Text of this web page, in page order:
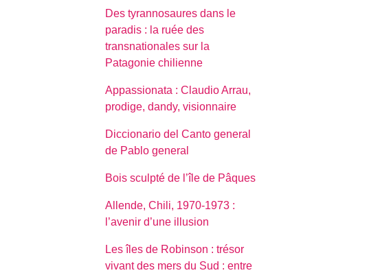
Des tyrannosaures dans le
paradis : la ruée des
transnationales sur la
Patagonie chilienne
Appassionata : Claudio Arrau,
prodige, dandy, visionnaire
Diccionario del Canto general
de Pablo general
Bois sculpté de l’île de Pâques
Allende, Chili, 1970-1973 :
l’avenir d’une illusion
Les îles de Robinson : trésor
vivant des mers du Sud : entre